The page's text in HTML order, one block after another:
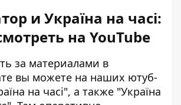
и Україна на часі:
на YouTube
за материалами в
вы можете на наших ютуб-
на часі", а также "Україна